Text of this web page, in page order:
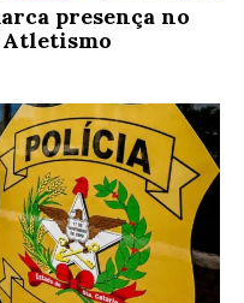
presença no
Atletismo